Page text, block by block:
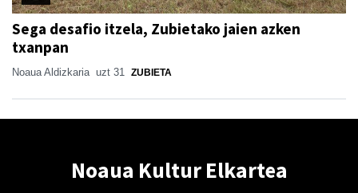
Sega desafio itzela, Zubietako jaien azken
txanpan
Noaua Aldizkaria uzt 31 ZUBIETA
Noaua Kultur Elkartea